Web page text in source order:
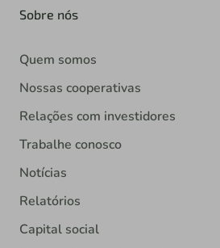
Sobre nós
Quem somos
Nossas cooperativas
Relações com investidores
Trabalhe conosco
Notícias
Relatórios
Capital social